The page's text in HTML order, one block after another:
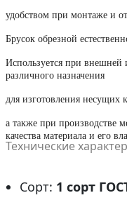
удобством при монтаже и
Брусок обрезной
Используется при внешней
различного назначения
для изготовления несущих
а также при производстве
качества материала и его
Технические
Сорт: 1 сорт